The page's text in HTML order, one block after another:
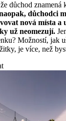
důchod znamená
důchodci
nová místa a
už neomezují.
Možností, jak
je více, než